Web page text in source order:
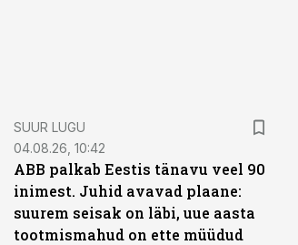
SUUR LUGU
04.08.26, 10:42
ABB palkab Eestis tänavu veel 90
inimest. Juhid avavad plaane:
suurem seisak on läbi, uue aasta
tootmismahud on ette müüdud